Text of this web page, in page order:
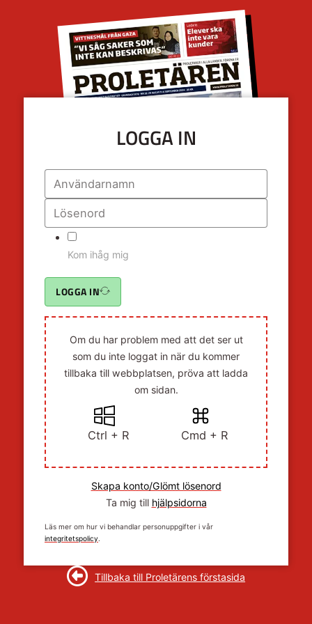
LOGGA IN
Kom ihåg mig
LOGGA IN
Om du har problem med att det ser ut
som du inte loggat in när du kommer
tillbaka till webbplatsen, pröva att ladda
om sidan.
Ctrl + R Cmd + R
Skapa konto/Glömt lösenord
Ta mig till hjälpsidorna
Läs mer om hur vi behandlar personuppgifter i vår
integritetspolicy.
Tillbaka till Proletärens förstasida